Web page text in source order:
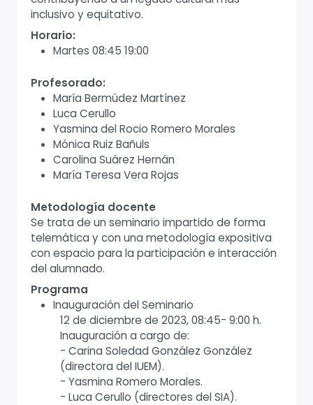
inclusivo y equitativo.
Horario:
Martes 08:45 19:00
Profesorado:
María Bermúdez Martínez
Luca Cerullo
Yasmina del Rocio Romero Morales
Mónica Ruiz Bañuls
Carolina Suárez Hernán
María Teresa Vera Rojas
Metodología docente
Se trata de un seminario impartido de forma
telemática y con una metodología expositiva
con espacio para la participación e interacción
del alumnado.
Programa
Inauguración del Seminario
12 de diciembre de 2023, 08:45- 9:00 h.
Inauguración a cargo de:
- Carina Soledad González González
(directora del IUEM).
- Yasmina Romero Morales.
- Luca Cerullo (directores del SIA).